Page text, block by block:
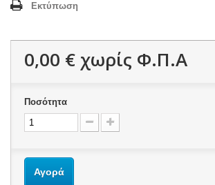
Εκτύπωση
0,00 € χωρίς Φ.Π.Α
Ποσότητα
Αγορά